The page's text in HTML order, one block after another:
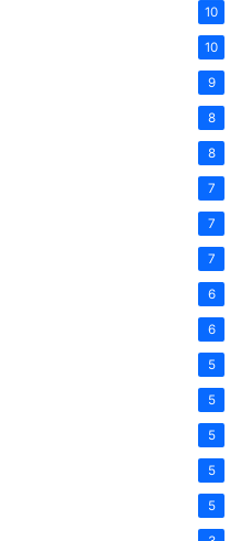
10
10
9
8
8
7
7
7
6
6
5
5
5
5
5